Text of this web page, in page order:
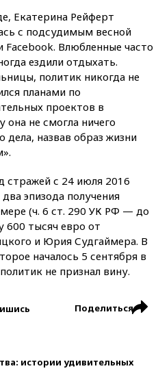
Екатерина Рейферт
с подсудимым весной
Facebook. Влюбленные часто
ездили отдыхать.
политик никогда не
планами по
проектов в
не смогла ничего
дела, назвав образ жизни
стражей с 24 июля 2016
эпизода получения
(ч. 6 ст. 290 УК РФ — до
600 тысяч евро от
и Юрия Судгаймера. В
началось 5 сентября в
не признал вину.
Поделиться
истории удивительных